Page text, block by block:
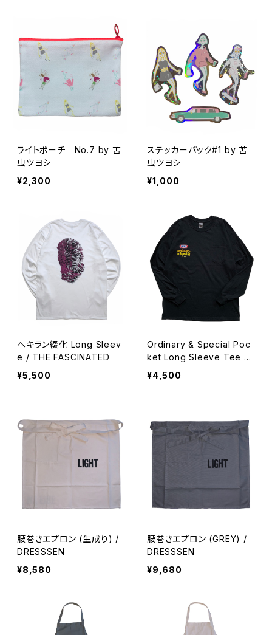
ライトポーチ No.7 by 苦
虫ツヨシ
¥2,300
ステッカーパック#1 by 苦
虫ツヨシ
¥1,000
ヘキラン綴化 Long Sleev
e / THE FASCINATED
¥5,500
Ordinary & Special Poc
ket Long Sleeve Tee b
y Sundays Best
¥4,500
腰巻きエプロン (生成り) /
DRESSSEN
¥8,580
腰巻きエプロン (GREY) /
DRESSSEN
¥9,680